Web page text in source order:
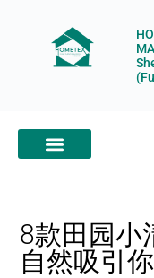
8款田园小
自然吸引你